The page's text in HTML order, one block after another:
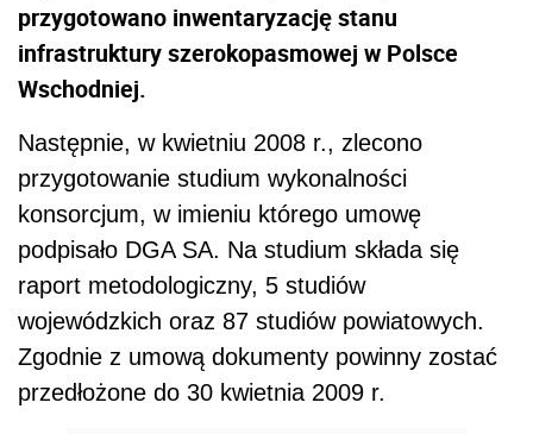
przygotowano inwentaryzację stanu
infrastruktury szerokopasmowej w Polsce
Wschodniej.
Następnie, w kwietniu 2008 r., zlecono
przygotowanie studium wykonalności
konsorcjum, w imieniu którego umowę
podpisało DGA SA. Na studium składa się
raport metodologiczny, 5 studiów
wojewódzkich oraz 87 studiów powiatowych.
Zgodnie z umową dokumenty powinny zostać
przedłożone do 30 kwietnia 2009 r.